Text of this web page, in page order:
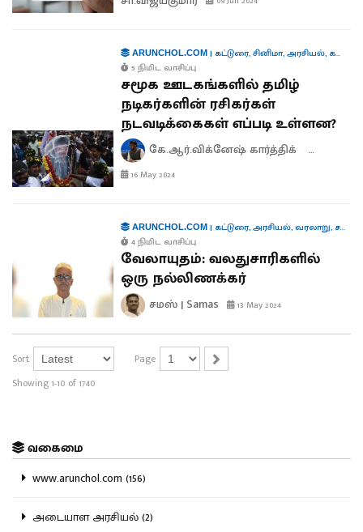
ARUNCHOL.COM| கட்டுரை,சினிமா,அரசியல், கலாச்சாரம்
5 நிமிட வாசிப்பு
சமூக ஊடகங்களில் தமிழ்
நடிகர்களின் ரசிகர்கள்
நடவடிக்கைகள் எப்படி உள்ளன?
கே.ஆர்.விக்னேஷ் கார்த்திக் யு.அஜய்
16 May 2024
ARUNCHOL.COM| கட்டுரை,அரசியல், வரலாறு, சமஸ் கட்டுரை
4 நிமிட வாசிப்பு
வேலாயுதம்: வலதுசாரிகளில்
ஒரு நல்லிணக்கர்
சமஸ் | Samas 13 May 2024
Sort
Page
Showing 1-10 of 1740
வகைமை
www.arunchol.com (156)
அடையாள அரசியல் (2)